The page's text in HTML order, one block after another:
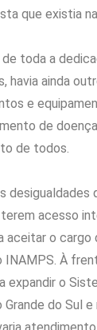
que existia
toda a
havia ainda
e
de
de todos.
desigualdades
acesso
aceitar o cargo
INAMPS. À
expandir o
Grande do Sul e